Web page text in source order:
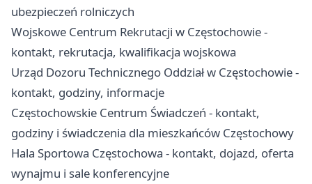
ubezpieczeń rolniczych
Wojskowe Centrum Rekrutacji w Częstochowie -
kontakt, rekrutacja, kwalifikacja wojskowa
Urząd Dozoru Technicznego Oddział w Częstochowie -
kontakt, godziny, informacje
Częstochowskie Centrum Świadczeń - kontakt,
godziny i świadczenia dla mieszkańców Częstochowy
Hala Sportowa Częstochowa - kontakt, dojazd, oferta
wynajmu i sale konferencyjne